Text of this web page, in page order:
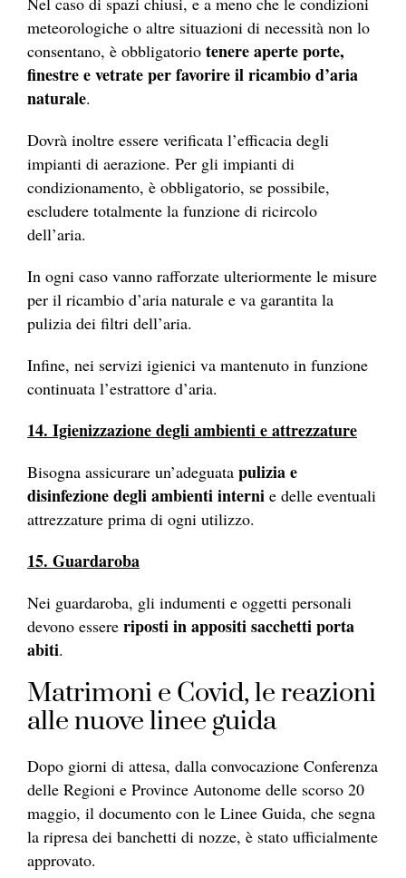
meteorologiche o altre situazioni di necessità non lo
consentano, è obbligatorio tenere aperte porte,
finestre e vetrate per favorire il ricambio d’aria
naturale.
Dovrà inoltre essere verificata l’efficacia degli
impianti di aerazione. Per gli impianti di
condizionamento, è obbligatorio, se possibile,
escludere totalmente la funzione di ricircolo
dell’aria.
In ogni caso vanno rafforzate ulteriormente le misure
per il ricambio d’aria naturale e va garantita la
pulizia dei filtri dell’aria.
Infine, nei servizi igienici va mantenuto in funzione
continuata l’estrattore d’aria.
14. Igienizzazione degli ambienti e attrezzature
Bisogna assicurare un’adeguata pulizia e
disinfezione degli ambienti interni e delle eventuali
attrezzature prima di ogni utilizzo.
15. Guardaroba
Nei guardaroba, gli indumenti e oggetti personali
devono essere riposti in appositi sacchetti porta
abiti.
Matrimoni e Covid, le reazioni
alle nuove linee guida
Dopo giorni di attesa, dalla convocazione Conferenza
delle Regioni e Province Autonome delle scorso 20
maggio, il documento con le Linee Guida, che segna
la ripresa dei banchetti di nozze, è stato ufficialmente
approvato.